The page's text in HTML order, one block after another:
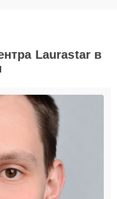
Laurastar в